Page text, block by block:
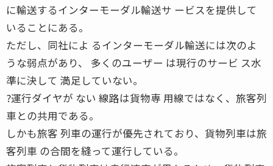
に輸送するインターモーダル輸送サ ービスを提供して
いることにある。
ただし、同社によ るインターモーダル輸送には次のよ
うな弱点があり、 多くのユーザー は現行のサービ ス水
準に決して 満足していない。
?運行ダイヤが ない 線路は貨物専 用線ではなく、旅客列
車との共用である。
しかも旅客 列車の運行が優先されており、貨物列車は旅
客列車 の合間を縫って運行している。